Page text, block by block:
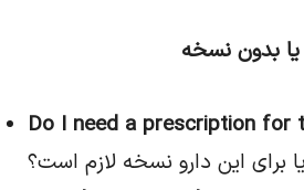
بدون نسخه
Do I need a prescription for
برای این دارو نسخه لازم است؟